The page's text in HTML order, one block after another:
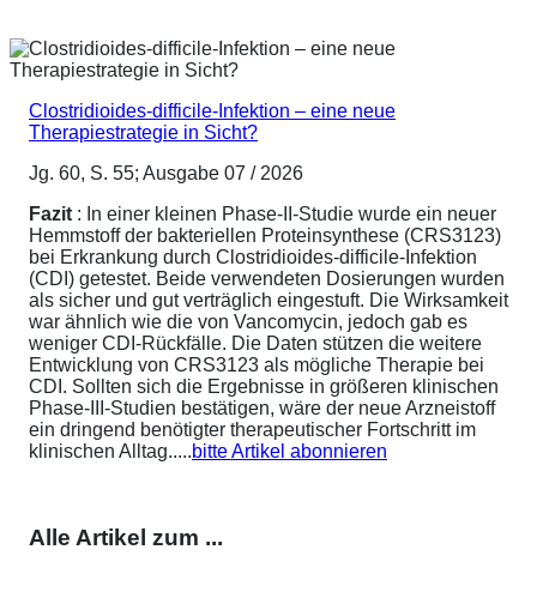
Clostridioides-difficile-Infektion – eine neue
Therapiestrategie in Sicht?
Jg. 60, S. 55; Ausgabe 07 / 2026
Fazit : In einer kleinen Phase-II-Studie wurde ein neuer
Hemmstoff der bakteriellen Proteinsynthese (CRS3123)
bei Erkrankung durch Clostridioides-difficile-Infektion
(CDI) getestet. Beide verwendeten Dosierungen wurden
als sicher und gut verträglich eingestuft. Die Wirksamkeit
war ähnlich wie die von Vancomycin, jedoch gab es
weniger CDI-Rückfälle. Die Daten stützen die weitere
Entwicklung von CRS3123 als mögliche Therapie bei
CDI. Sollten sich die Ergebnisse in größeren klinischen
Phase-III-Studien bestätigen, wäre der neue Arzneistoff
ein dringend benötigter therapeutischer Fortschritt im
klinischen Alltag.....bitte Artikel abonnieren
Alle Artikel zum ...